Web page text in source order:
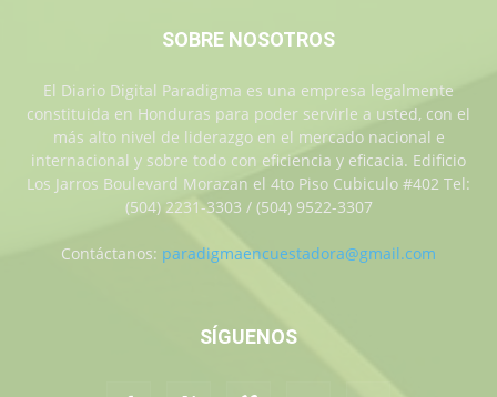
SOBRE NOSOTROS
El Diario Digital Paradigma es una empresa legalmente
constituida en Honduras para poder servirle a usted, con el
más alto nivel de liderazgo en el mercado nacional e
internacional y sobre todo con eficiencia y eficacia. Edificio
Los Jarros Boulevard Morazan el 4to Piso Cubiculo #402 Tel:
(504) 2231-3303 / (504) 9522-3307
Contáctanos: paradigmaencuestadora@gmail.com
SÍGUENOS